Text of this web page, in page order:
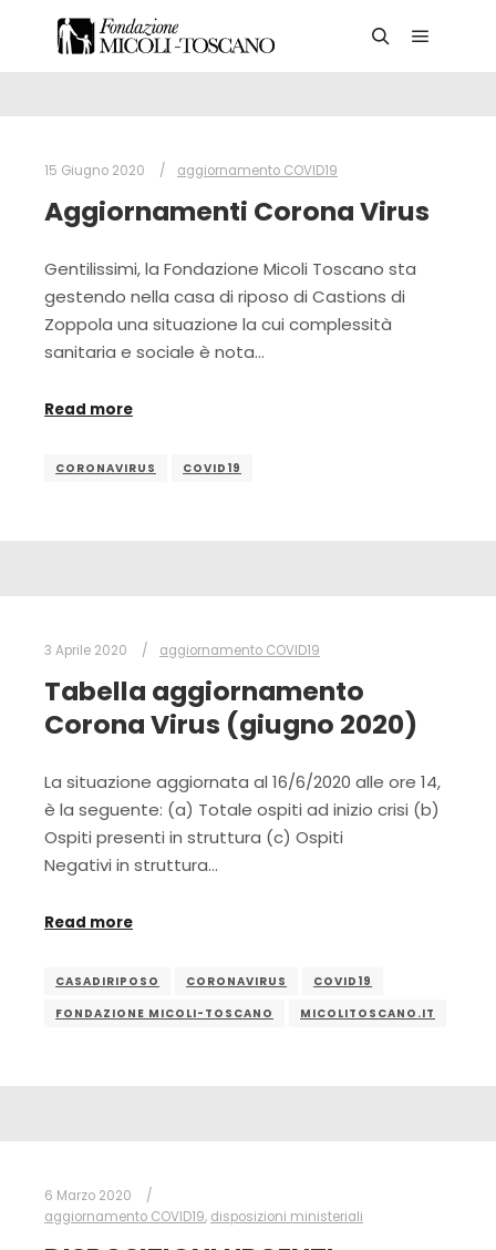
15 Giugno 2020 aggiornamento COVID19
Aggiornamenti Corona Virus
Gentilissimi, la Fondazione Micoli Toscano sta
gestendo nella casa di riposo di Castions di
Zoppola una situazione la cui complessità
sanitaria e sociale è nota…
Read more
CORONAVIRUS COVID19
3 Aprile 2020 aggiornamento COVID19
Tabella aggiornamento
Corona Virus (giugno 2020)
La situazione aggiornata al 16/6/2020 alle ore 14,
è la seguente: (a) Totale ospiti ad inizio crisi (b)
Ospiti presenti in struttura (c) Ospiti
Negativi in struttura…
Read more
CASADIRIPOSO CORONAVIRUS
COVID19
FONDAZIONE MICOLI-TOSCANO
MICOLITOSCANO.IT
6 Marzo 2020
aggiornamento COVID19, disposizioni ministeriali